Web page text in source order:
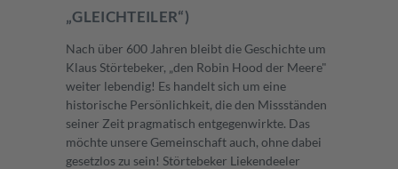
„GLEICHTEILER“)
Nach über 600 Jahren bleibt die Geschichte um
Klaus Störtebeker, „den Robin Hood der Meere"
weiter lebendig! Es handelt sich um eine
historische Persönlichkeit, die den Missständen
seiner Zeit pragmatisch entgegenwirkte. Das
möchte unsere Gemeinschaft auch, ohne dabei
gesetzlos zu sein! Störtebeker Liekendeeler